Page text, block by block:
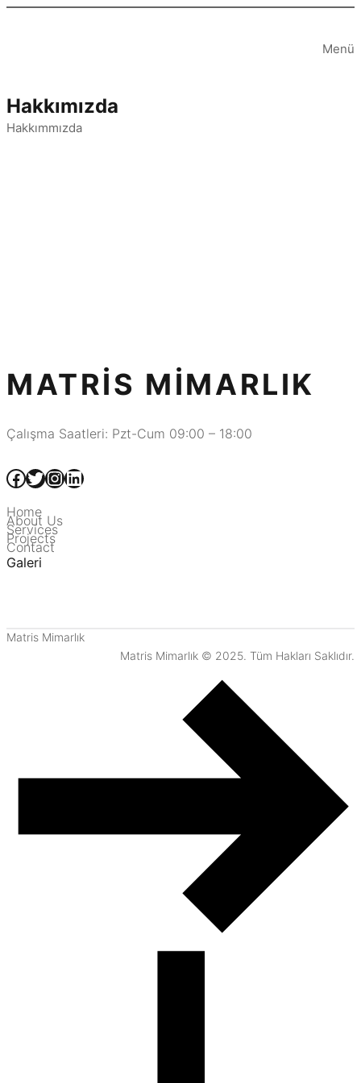
Menü
Hakkımızda
Hakkımmızda
MATRIS MIMARLIK
Çalışma Saatleri: Pzt-Cum 09:00 – 18:00
Facebook Twitter InstagramLinkedIn
Home
About Us
Services
Projects
Contact
Galeri
Matris Mimarlık
Matris Mimarlık © 2025. Tüm Hakları Saklıdır.